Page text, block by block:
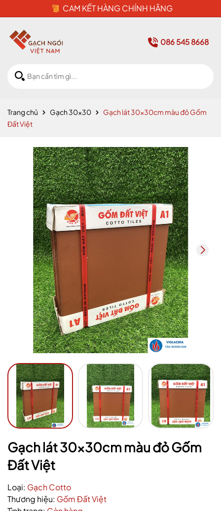
CAM KẾT HÀNG CHÍNH HÃNG
086 545 8668
Trang chủ Gạch 30x30
Gạch lát 30x30cm màu đỏ Gốm
Đất Việt
Gạch lát 30x30cm màu đỏ Gốm
Đất Việt
Loại: Gạch Cotto
Thương hiệu: Gốm Đất Việt
Mã giảm giá:
Điều kiện: